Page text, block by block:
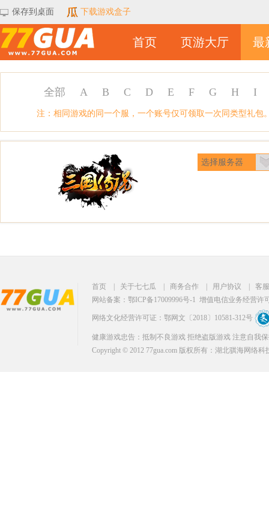
保存到桌面 下载游戏盒子
首页 页游大厅 最
全部 A B C D E F G H I
注：相同游戏的同一个服，一个账号仅可领取一次同类型礼包
首页 关于七七瓜 商务合作 用户协议
客
网站备案：鄂ICP备17009996号-1 增值电信业务经营许
网络文化经营许可证：鄂网文〔2018〕10581-312号
健康游戏忠告：抵制不良游戏 拒绝盗版游戏 注意自我
Copyright © 2012 77gua.com 版权所有：湖北骐海网络科